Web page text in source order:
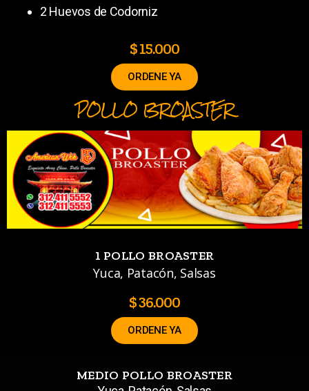
2 Huevos de Codorniz
$ 15.000
ORDENE YA
POLLO BROASTER
1 POLLO BROASTER
Yuca, Patacón, Salsas
$ 36.000
ORDENE YA
MEDIO POLLO BROASTER